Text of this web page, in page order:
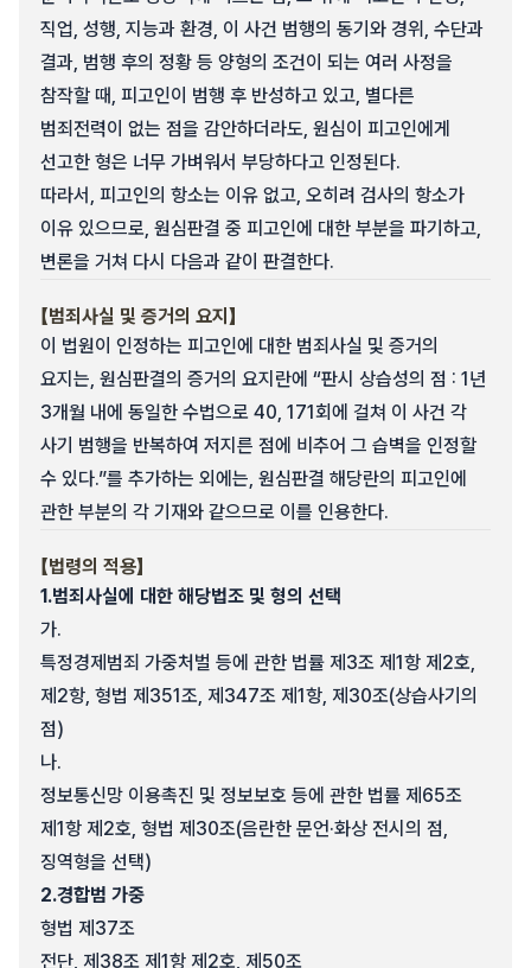
직업, 성행, 지능과 환경, 이 사건 범행의 동기와 경위, 수단과
결과, 범행 후의 정황 등 양형의 조건이 되는 여러 사정을
참작할 때, 피고인이 범행 후 반성하고 있고, 별다른
범죄전력이 없는 점을 감안하더라도, 원심이 피고인에게
선고한 형은 너무 가벼워서 부당하다고 인정된다.
따라서, 피고인의 항소는 이유 없고, 오히려 검사의 항소가
이유 있으므로, 원심판결 중 피고인에 대한 부분을 파기하고,
변론을 거쳐 다시 다음과 같이 판결한다.
【범죄사실 및 증거의 요지】
이 법원이 인정하는 피고인에 대한 범죄사실 및 증거의
요지는, 원심판결의 증거의 요지란에 “판시 상습성의 점 : 1년
3개월 내에 동일한 수법으로 40, 171회에 걸쳐 이 사건 각
사기 범행을 반복하여 저지른 점에 비추어 그 습벽을 인정할
수 있다.”를 추가하는 외에는, 원심판결 해당란의 피고인에
관한 부분의 각 기재와 같으므로 이를 인용한다.
【법령의 적용】
1.범죄사실에 대한 해당법조 및 형의 선택
가.
특정경제범죄 가중처벌 등에 관한 법률 제3조 제1항 제2호,
제2항, 형법 제351조, 제347조 제1항, 제30조(상습사기의
점)
나.
정보통신망 이용촉진 및 정보보호 등에 관한 법률 제65조
제1항 제2호, 형법 제30조(음란한 문언·화상 전시의 점,
징역형을 선택)
2.경합범 가중
형법 제37조
전단, 제38조 제1항 제2호, 제50조